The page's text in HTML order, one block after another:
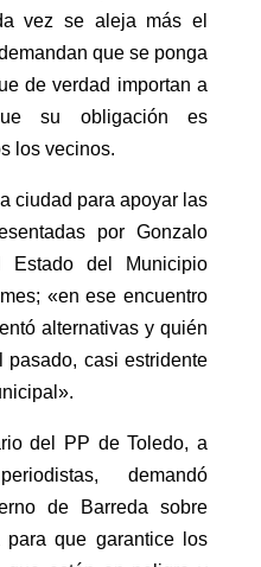
vez se aleja más el
que se ponga
de verdad importan a
su obligación es
los vecinos.
ciudad para apoyar las
por Gonzalo
del Municipio
«en ese encuentro
alternativas y quién
casi estridente
del PP de Toledo, a
demandó
de Barreda sobre
para que garantice los